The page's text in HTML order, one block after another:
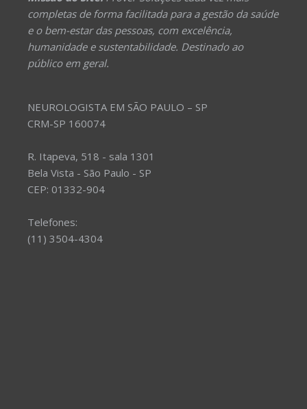
completas de forma facilitada para a gestão da saúde
e o bem-estar das pessoas, com excelência,
humanidade e sustentabilidade. Destinado ao
público em geral.
NEUROLOGISTA EM SÃO PAULO – SP
CRM-SP 160074
R. Itapeva, 518 - sala 1301
Bela Vista - São Paulo - SP
CEP: 01332-904
Telefones:
(11) 3504-4304